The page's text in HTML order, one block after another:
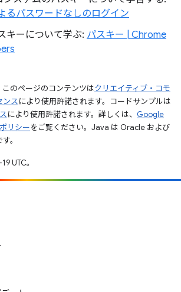
るパスワードなしのログイン
キーについて学ぶ: パスキー | Chrome
のページのコンテンツはクリエイティブ・コモ
ンスにより使用許諾されます。コードサンプルは
により使用許諾されます。詳しくは、 Google
リシーをご覧ください。Java は Oracle および
。
UTC。